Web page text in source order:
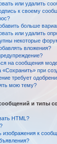
или удалить
к своему
больше
или удалить
некоторые
вложения?
на сообщения
«Сохранить» при
требует
мою тему?
и типы
HTML?
изображения к